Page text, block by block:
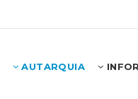
AUTARQUIA